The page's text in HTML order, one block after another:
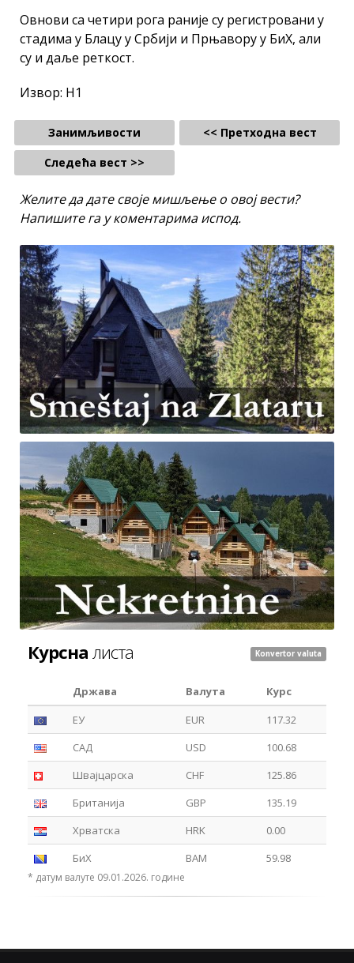
Овнови са четири рога раније су регистровани у
стадима у Блацу у Србији и Прњавору у БиХ, али
су и даље реткост.
Извор: Н1
Занимљивости
<< Претходна вест
Следећа вест >>
Желите да дате своје мишљење о овој вести?
Напишите га у коментарима испод.
Курсна листа Konvertor valuta
Држава Валута
Курс
ЕУ
EUR
117.32
САД
USD
100.68
Швајцарска
CHF
125.86
Британија
GBP
135.19
Хрватска
HRK
0.00
БиХ
BAM 59.98
* датум валуте 09.01.2026. године